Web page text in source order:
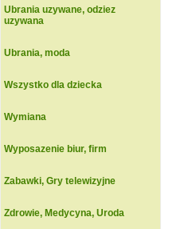
Ubrania uzywane, odziez
uzywana
Ubrania, moda
Wszystko dla dziecka
Wymiana
Wyposazenie biur, firm
Zabawki, Gry telewizyjne
Zdrowie, Medycyna, Uroda